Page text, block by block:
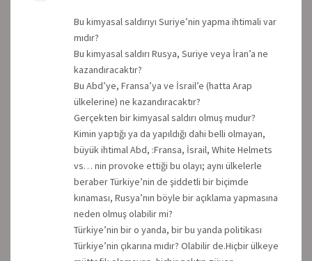
Bu kimyasal saldırıyı Suriye’nin yapma ihtimali var
mıdır?
Bu kimyasal saldırı Rusya, Suriye veya İran’a ne
kazandıracaktır?
Bu Abd’ye, Fransa’ya ve İsrail’e (hatta Arap
ülkelerine) ne kazandıracaktır?
Gerçekten bir kimyasal saldırı olmuş mudur?
Kimin yaptığı ya da yapıldığı dahi belli olmayan,
büyük ihtimal Abd, :Fransa, İsrail, White Helmets
vs… nin provoke ettiği bu olayı; aynı ülkelerle
beraber Türkiye’nin de şiddetli bir biçimde
kınaması, Rusya’nın böyle bir açıklama yapmasına
neden olmuş olabilir mi?
Türkiye’nin bir o yanda, bir bu yanda politikası
Türkiye’nin çıkarına mıdır? Olabilir de.Hiçbir ülkeye